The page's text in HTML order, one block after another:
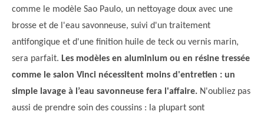
comme le modèle Sao Paulo, un nettoyage doux avec une
brosse et de l'eau savonneuse, suivi d'un traitement
antifongique et d'une finition huile de teck ou vernis marin,
sera parfait. Les modèles en aluminium ou en résine tressée
comme le salon Vinci nécessitent moins d'entretien : un
simple lavage à l’eau savonneuse fera l'affaire. N'oubliez pas
aussi de prendre soin des coussins : la plupart sont